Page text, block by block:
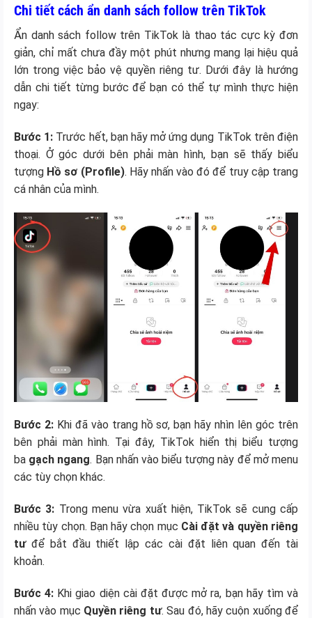
Chi tiết cách ẩn danh sách follow trên TikTok
Ẩn danh sách follow trên TikTok là thao tác cực kỳ đơn
giản, chỉ mất chưa đầy một phút nhưng mang lại hiệu quả
lớn trong việc bảo vệ quyền riêng tư. Dưới đây là hướng
dẫn chi tiết từng bước để bạn có thể tự mình thực hiện
ngay:
Bước 1: Trước hết, bạn hãy mở ứng dụng TikTok trên điện
thoại. Ở góc dưới bên phải màn hình, bạn sẽ thấy biểu
tượng Hồ sơ (Profile). Hãy nhấn vào đó để truy cập trang
cá nhân của mình.
Bước 2:Khi đã vào trang hồ sơ, bạn hãy nhìn lên góc trên
bên phải màn hình. Tại đây, TikTok hiển thị biểu tượng
ba gạch ngang. Bạn nhấn vào biểu tượng này để mở menu
các tùy chọn khác.
Bước 3: Trong menu vừa xuất hiện, TikTok sẽ cung cấp
nhiều tùy chọn. Bạn hãy chọn mục Cài đặt và quyền riêng
tưđể bắt đầu thiết lập các cài đặt liên quan đến tài
khoản.
Bước 4: Khi giao diện cài đặt được mở ra, bạn hãy tìm và
nhấn vào mục Quyền riêng tư. Sau đó, hãy cuộn xuống để